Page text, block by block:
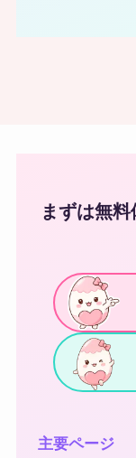
まずは無
主要ページ